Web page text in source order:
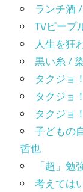
ランチ酒
TVピープ
人生を狂
黒い糸 /
タクジョ
タクジョ
タクジョ
子どもの
哲也
「超」
考えては